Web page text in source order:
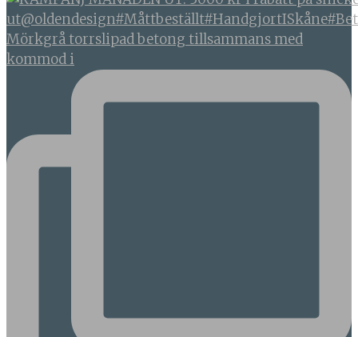
Mörkgrå torrslipad betong tillsammans med
kommod i